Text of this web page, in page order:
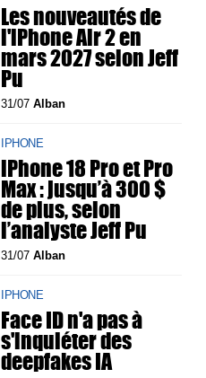
Les nouveautés de
l'iPhone Air 2 en
mars 2027 selon Jeff
Pu
31/07Alban
IPHONE
iPhone 18 Pro et Pro
Max : jusqu’à 300 $
de plus, selon
l’analyste Jeff Pu
31/07Alban
IPHONE
Face ID n'a pas à
s'inquiéter des
deepfakes IA